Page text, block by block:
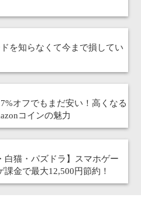
を知らなくて今まで損してい
オフでもまだ安い！高くなる
コインの魅力
白猫・パズドラ】スマホゲー
課金で最大12,500円節約！